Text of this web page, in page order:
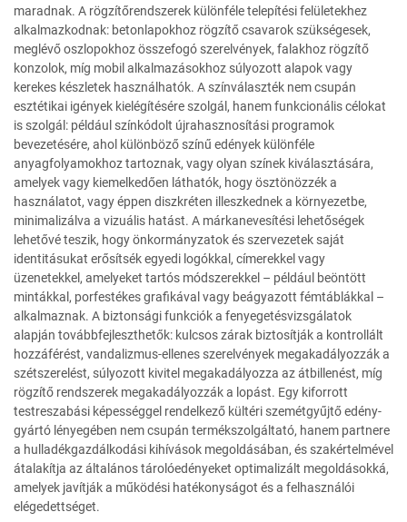
maradnak. A rögzítőrendszerek különféle telepítési felületekhez
alkalmazkodnak: betonlapokhoz rögzítő csavarok szükségesek,
meglévő oszlopokhoz összefogó szerelvények, falakhoz rögzítő
konzolok, míg mobil alkalmazásokhoz súlyozott alapok vagy
kerekes készletek használhatók. A színválaszték nem csupán
esztétikai igények kielégítésére szolgál, hanem funkcionális célokat
is szolgál: például színkódolt újrahasznosítási programok
bevezetésére, ahol különböző színű edények különféle
anyagfolyamokhoz tartoznak, vagy olyan színek kiválasztására,
amelyek vagy kiemelkedően láthatók, hogy ösztönözzék a
használatot, vagy éppen diszkréten illeszkednek a környezetbe,
minimalizálva a vizuális hatást. A márkanevesítési lehetőségek
lehetővé teszik, hogy önkormányzatok és szervezetek saját
identitásukat erősítsék egyedi logókkal, címerekkel vagy
üzenetekkel, amelyeket tartós módszerekkel – például beöntött
mintákkal, porfestékes grafikával vagy beágyazott fémtáblákkal –
alkalmaznak. A biztonsági funkciók a fenyegetésvizsgálatok
alapján továbbfejleszthetők: kulcsos zárak biztosítják a kontrollált
hozzáférést, vandalizmus-ellenes szerelvények megakadályozzák a
szétszerelést, súlyozott kivitel megakadályozza az átbillenést, míg
rögzítő rendszerek megakadályozzák a lopást. Egy kiforrott
testreszabási képességgel rendelkező kültéri szemétgyűjtő edény-
gyártó lényegében nem csupán termékszolgáltató, hanem partnere
a hulladékgazdálkodási kihívások megoldásában, és szakértelmével
átalakítja az általános tárolóedényeket optimalizált megoldásokká,
amelyek javítják a működési hatékonyságot és a felhasználói
elégedettséget.